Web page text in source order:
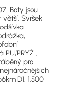
Boty jsou
Svršek
PU/PRYŽ ,
pro
D1. 1.500